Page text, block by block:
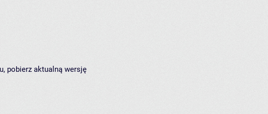
pobierz aktualną wersję